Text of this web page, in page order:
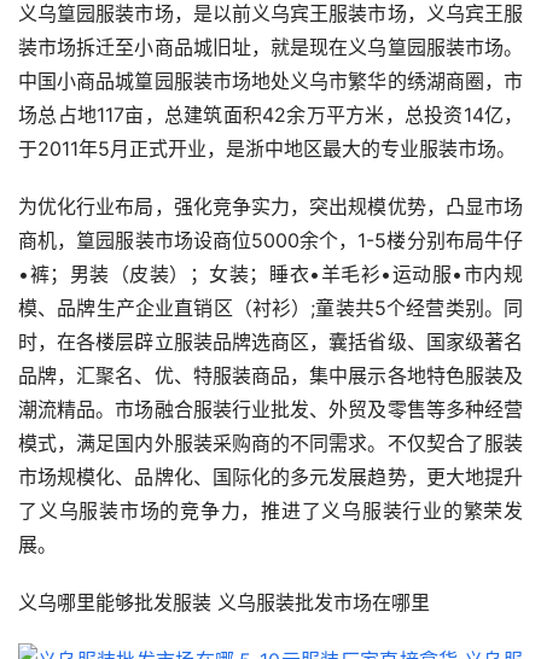
义乌篁园服装市场，是以前义乌宾王服装市场，义乌宾王服
装市场拆迁至小商品城旧址，就是现在义乌篁园服装市场。
中国小商品城篁园服装市场地处义乌市繁华的绣湖商圈，市
场总占地117亩，总建筑面积42余万平方米，总投资14亿，
于2011年5月正式开业，是浙中地区最大的专业服装市场。
为优化行业布局，强化竞争实力，突出规模优势，凸显市场
商机，篁园服装市场设商位5000余个，1-5楼分别布局牛仔
•裤；男装（皮装）；女装；睡衣•羊毛衫•运动服•市内规
模、品牌生产企业直销区（衬衫）;童装共5个经营类别。同
时，在各楼层辟立服装品牌选商区，囊括省级、国家级著名
品牌，汇聚名、优、特服装商品，集中展示各地特色服装及
潮流精品。市场融合服装行业批发、外贸及零售等多种经营
模式，满足国内外服装采购商的不同需求。不仅契合了服装
市场规模化、品牌化、国际化的多元发展趋势，更大地提升
了义乌服装市场的竞争力，推进了义乌服装行业的繁荣发
展。
义乌哪里能够批发服装 义乌服装批发市场在哪里